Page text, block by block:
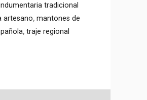
tradicional
artesano, mantones de
, traje regional